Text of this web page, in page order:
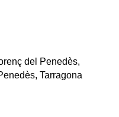
del Penedès,
Tarragona